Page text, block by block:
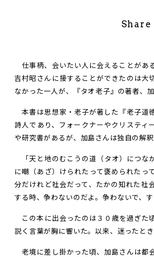
Share
仕事柄、会いたい人に会えることがあ
吉村昭さんに接することができたのは大
なかった一人が、『タオ――老子』の著者、
本書は思想家・老子が著した『老子道
詩人であり、フォークナーやクリスティ
や研究書があるが、加島さんは独自の解
「天と地のむこうの道（タオ）につな
に嘲（あざ）けられたって褒められたっ
分だけれど社会だって、たかの知れた社
する時、争わないのだよ。争わないで、す
この本に出会ったのは３０歳を過ぎた
説く言葉が胸に響いた。以来、迷ったとき
老境に差し掛かった頃、加島さんは都